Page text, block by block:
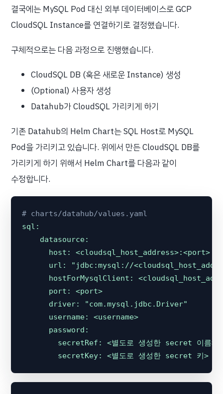
결국에는 MySQL Pod 대신 외부 데이터베이스로 GCP
CloudSQL Instance를 연결하기로 결정했습니다.
구체적으로는 다음 과정으로 진행했습니다.
CloudSQL DB (혹은 새로운 Instance) 생성
(Optional) 사용자 생성
Datahub가 CloudSQL 가리키게 하기
기존 Datahub의 Helm Chart는 SQL Host로 MySQL
Pod을 가리키고 있습니다. 위에서 만든 CloudSQL DB를
가리키게 하기 위해서 Helm Chart를 다음과 같이
수정합니다.
# charts/datahub/values.yaml
sql:
datasource:
host:
<cloudsql_host_address>:<port>
url:
"jdbc:mysql://
hostForMysqlClient:
port:
<port>
driver:
"com.mysql.jdbc.Driver"
username:
<username>
password:
secretRef:
<별도로 생성한 secret
이름>
secretKey:
<별도로 생성한 secret 키>